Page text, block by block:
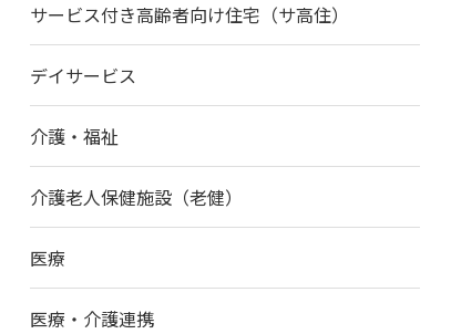
サービス付き高齢者向け住宅（サ高住）
デイサービス
介護・福祉
介護老人保健施設（老健）
医療
医療・介護連携